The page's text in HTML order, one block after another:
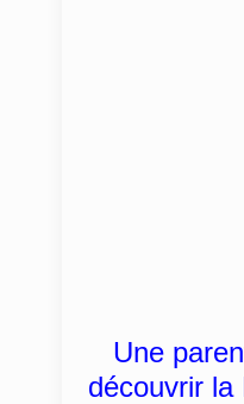
Une
découvrir la